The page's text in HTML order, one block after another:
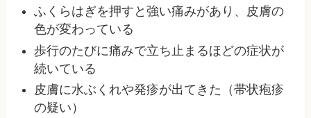
ふくらはぎを押すと強い痛みがあり、皮膚の
色が変わっている
歩行のたびに痛みで立ち止まるほどの症状が
続いている
皮膚に水ぶくれや発疹が出てきた（帯状疱疹
の疑い）